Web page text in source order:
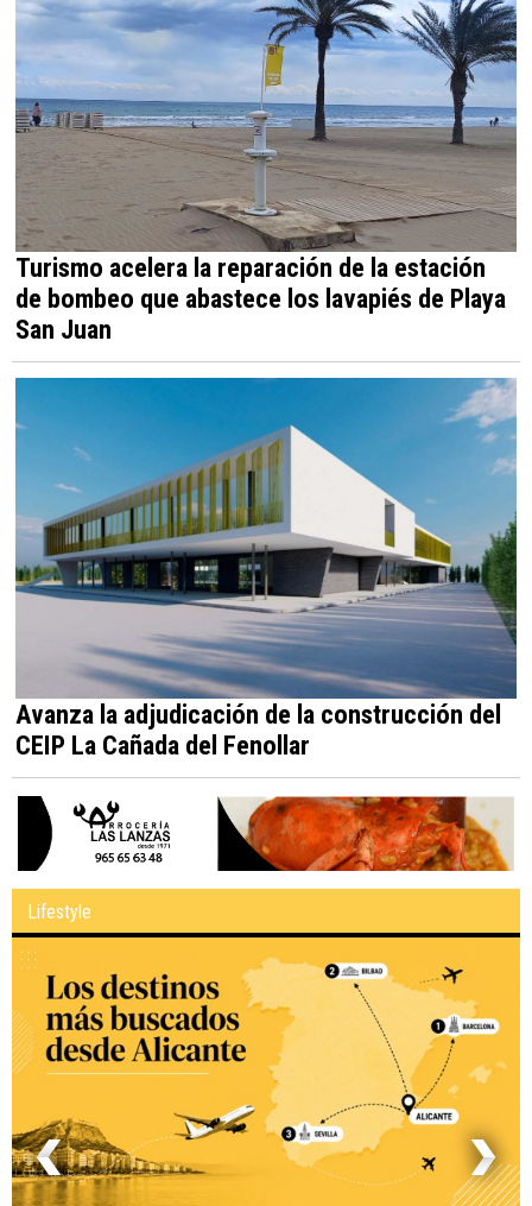
Turismo acelera la reparación de la estación
de bombeo que abastece los lavapiés de Playa
San Juan
Avanza la adjudicación de la construcción del
CEIP La Cañada del Fenollar
Lifestyle